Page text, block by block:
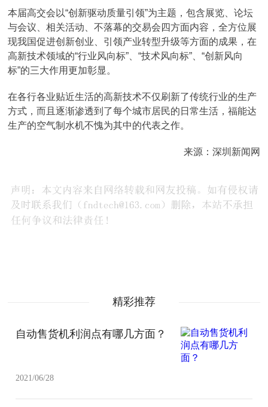
本届高交会以“创新驱动质量引领”为主题，包含展览、论坛
与会议、相关活动、不落幕的交易会四方面内容，全方位展
现我国促进创新创业、引领产业转型升级等方面的成果，在
高新技术领域的“行业风向标”、“技术风向标”、“创新风向
标”的三大作用更加彰显。
在各行各业贴近生活的高新技术不仅刷新了传统行业的生产
方式，而且逐渐渗透到了每个城市居民的日常生活，福能达
生产的空气制水机不愧为其中的代表之作。
来源：深圳新闻网
精彩推荐
自动售货机利润点有哪几方面？
2021/06/28